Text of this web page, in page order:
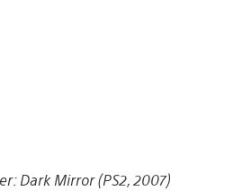
Dark Mirror (PS2, 2007)